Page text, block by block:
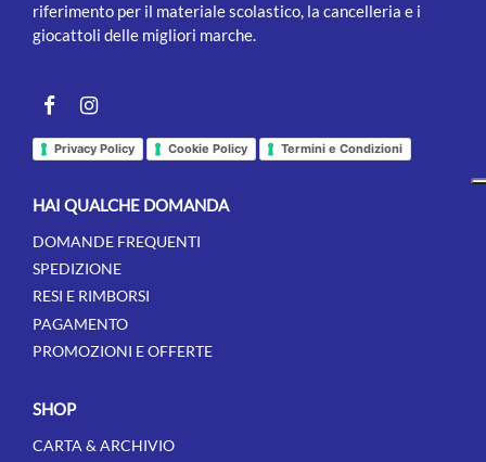
riferimento per il materiale scolastico, la cancelleria e i
giocattoli delle migliori marche.
Facebookinstagram
Privacy Policy Cookie Policy Termini e Condizioni
SHOP
CARTA & ARCHIVIO
HAI QUALCHE DOMANDA
DOMANDE FREQUENTI
SPEDIZIONE
RESI E RIMBORSI
PAGAMENTO
PROMOZIONI E OFFERTE